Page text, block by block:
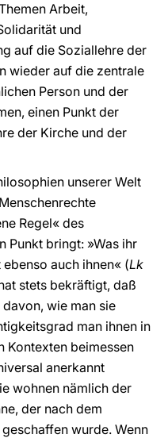
Arbeit,
und
auf die Soziallehre der
wieder auf die zentrale
Person und der
einen Punkt der
der Kirche und der
unserer Welt
Regel« des
Punkt bringt: »Was ihr
auch ihnen« (Lk
stets bekräftigt, daß
wie man sie
man ihnen in
Kontexten beimessen
anerkannt
wohnen nämlich der
der nach dem
wurde. Wenn